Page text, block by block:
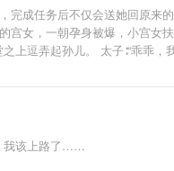
成任务后不仅会送她回原
女，一朝孕身被爆，小宫女
逗弄起孙儿。 太子∶“乖乖
我该上路了……